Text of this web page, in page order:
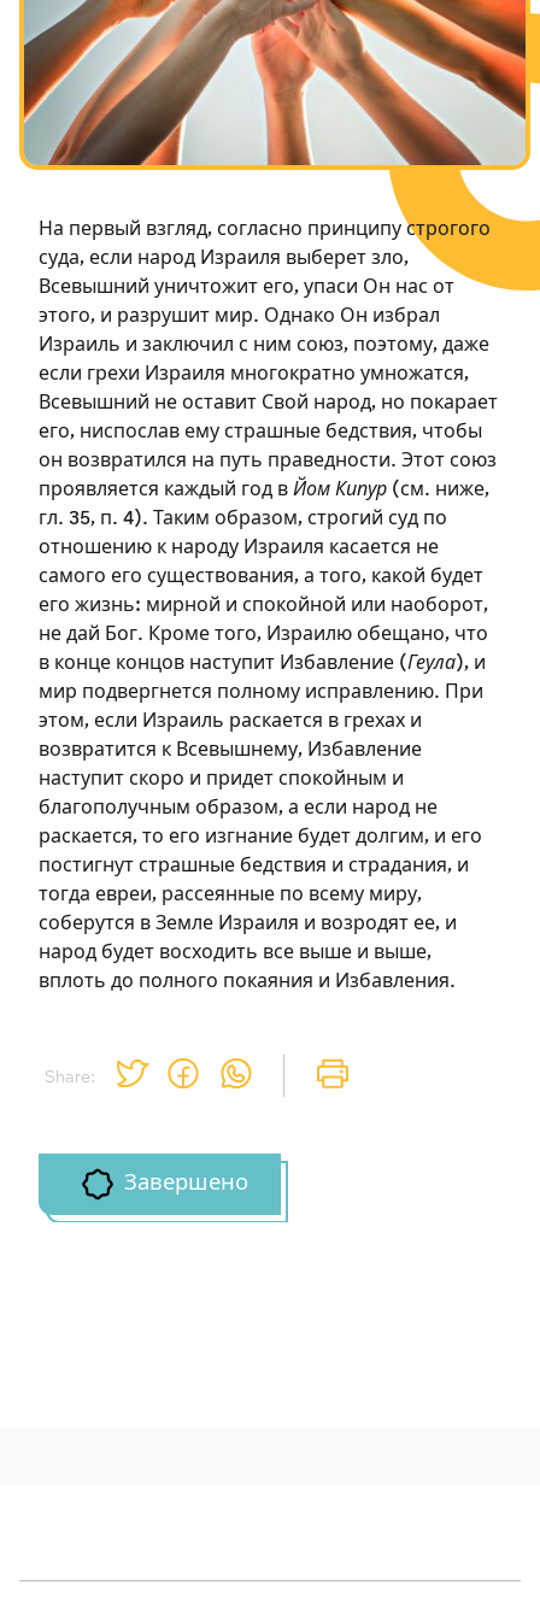
Посты в память о разрушенном Храме
Ханука
Пурим
Share:
На первый взгляд, согласно принципу строгого
суда, если народ Израиля выберет зло,
Всевышний уничтожит его, упаси Он нас от
этого, и разрушит мир. Однако Он избрал
Израиль и заключил с ним союз, поэтому, даже
если грехи Израиля многократно умножатся,
Всевышний не оставит Свой народ, но покарает
его, ниспослав ему страшные бедствия, чтобы
он возвратился на путь праведности. Этот союз
проявляется каждый год в Йом Кипур (см. ниже,
гл. 35, п. 4). Таким образом, строгий суд по
отношению к народу Израиля касается не
самого его существования, а того, какой будет
его жизнь: мирной и спокойной или наоборот,
не дай Бог. Кроме того, Израилю обещано, что
в конце концов наступит Избавление (Геула), и
мир подвергнется полному исправлению. При
этом, если Израиль раскается в грехах и
возвратится к Всевышнему, Избавление
наступит скоро и придет спокойным и
благополучным образом, а если народ не
раскается, то его изгнание будет долгим, и его
постигнут страшные бедствия и страдания, и
тогда евреи, рассеянные по всему миру,
соберутся в Земле Израиля и возродят ее, и
народ будет восходить все выше и выше,
вплоть до полного покаяния и Избавления.
Завершено
Зарегистрироваться
на сайте
Чтобы делать пометки на сайте,
необходимо зарегистрироваться.
Подписаться